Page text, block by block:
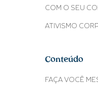
COM O SEU
ATIVISMO
Conteúdo
FAÇA VOCÊ